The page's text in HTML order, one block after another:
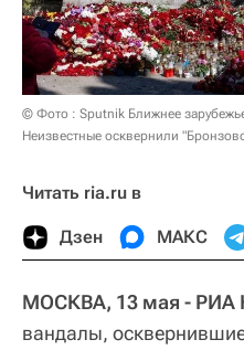
© Фото : Sputnik Ближнее
Неизвестные осквернили
Читать ria.ru в
Дзен МАКС
МОСКВА, 13 мая - РИА
вандалы,